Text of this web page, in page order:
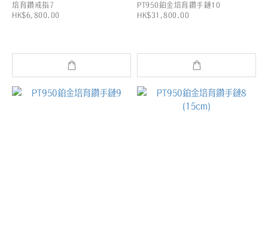
培育鑽戒指7
HK$6,800.00
PT950鉑金培育鑽手鏈10
HK$31,800.00